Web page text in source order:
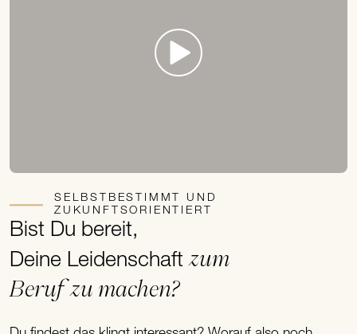
SELBSTBESTIMMT UND
ZUKUNFTSORIENTIERT
Bist Du bereit,
Deine Leidenschaftzum
Beruf zu machen?